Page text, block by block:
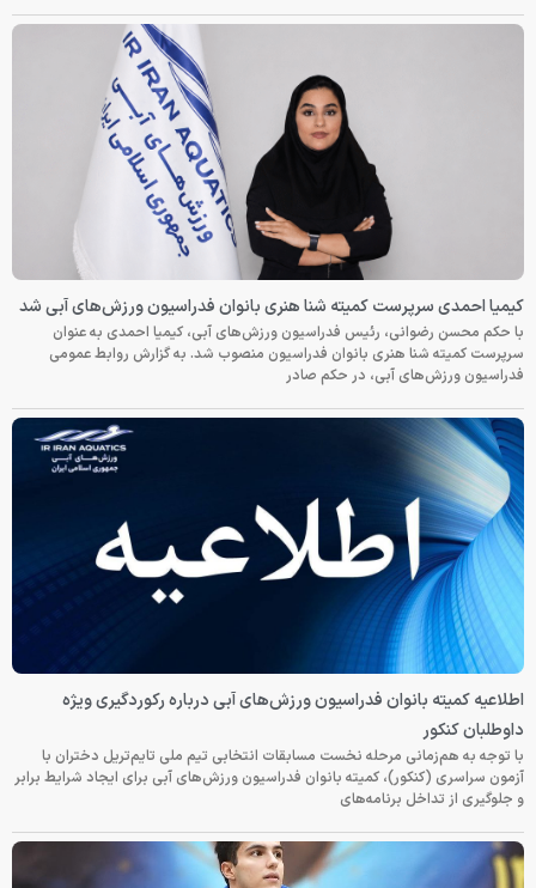
کیمیا احمدی سرپرست کمیته شنا هنری بانوان فدراسیون ورزش‌های آبی شد
با حکم محسن رضوانی، رئیس فدراسیون ورزش‌های آبی، کیمیا احمدی به عنوان
سرپرست کمیته شنا هنری بانوان فدراسیون منصوب شد. به گزارش روابط عمومی
فدراسیون ورزش‌های آبی، در حکم صادر
اطلاعیه کمیته بانوان فدراسیون ورزش‌های آبی درباره رکوردگیری ویژه
داوطلبان کنکور
با توجه به هم‌زمانی مرحله نخست مسابقات انتخابی تیم ملی تایم‌تریل دختران با
آزمون سراسری (کنکور)، کمیته بانوان فدراسیون ورزش‌های آبی برای ایجاد شرایط برابر
و جلوگیری از تداخل برنامه‌های